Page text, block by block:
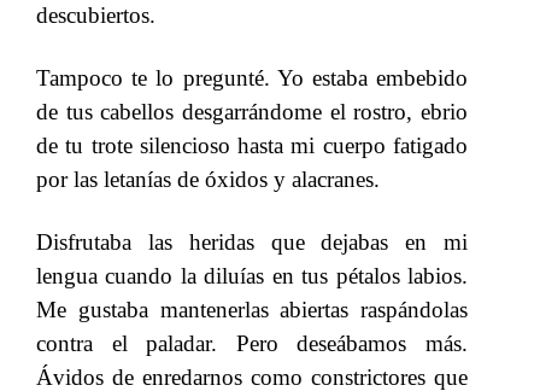
descubiertos.
Tampoco te lo pregunté. Yo estaba embebido
de tus cabellos desgarrándome el rostro, ebrio
de tu trote silencioso hasta mi cuerpo fatigado
por las letanías de óxidos y alacranes.
Disfrutaba las heridas que dejabas en mi
lengua cuando la diluías en tus pétalos labios.
Me gustaba mantenerlas abiertas raspándolas
contra el paladar. Pero deseábamos más.
Ávidos de enredarnos como constrictores que